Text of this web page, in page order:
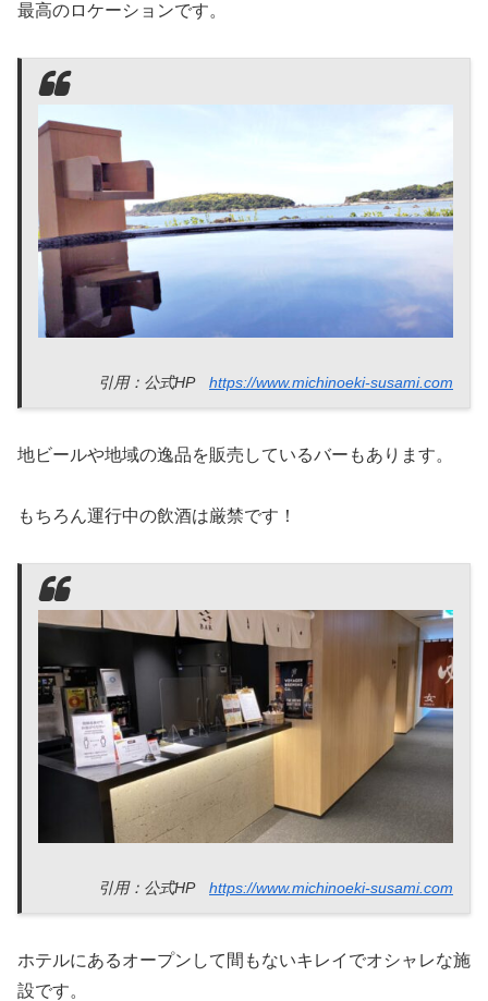
最高のロケーションです。
引用：公式HP https://www.michinoeki-susami.com
地ビールや地域の逸品を販売しているバーもあります。
もちろん運行中の飲酒は厳禁です！
引用：公式HP https://www.michinoeki-susami.com
ホテルにあるオープンして間もないキレイでオシャレな施
設です。